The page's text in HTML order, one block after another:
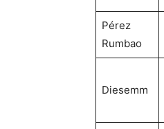
Pérez
Rumbao
Diesemm